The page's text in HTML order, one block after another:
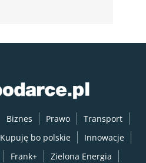
Biznes Prawo
Transport
Kupuję bo polskie
Innowacje
Frank+
Zielona Energia